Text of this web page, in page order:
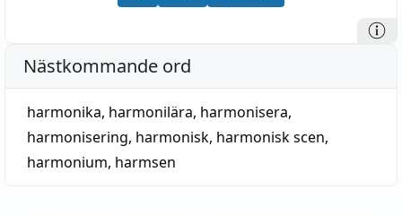
Nästkommande ord
harmonika, harmonilära, harmonisera,
harmonisering, harmonisk, harmonisk scen,
harmonium, harmsen